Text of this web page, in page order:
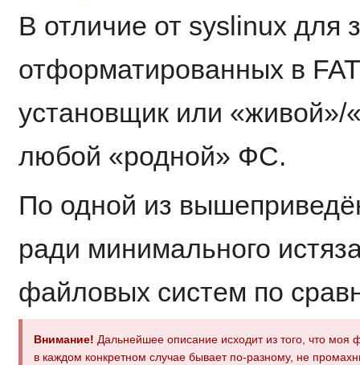
В отличие от syslinux для
отформатированных в
установщик или «живой»/
любой «родной» ФС.
По одной из
ради минимального
файловых систем по
Внимание! Дальнейшее описание исходит из того, что моя
в каждом конкретном случае бывает по-разному, не